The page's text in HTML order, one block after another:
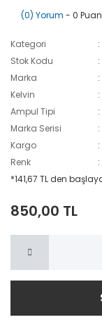
(0) Yorum - 0 Puan
Kategori
Stok Kodu
Marka
Kelvin
Ampul Tipi
Marka Serisi
Kargo
Renk
*141,67 TL den
850,00 TL